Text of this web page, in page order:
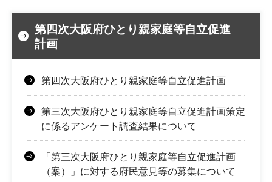
第四次大阪府ひとり親家庭等自立促進
計画
第四次大阪府ひとり親家庭等自立促進計画
第三次大阪府ひとり親家庭等自立促進計画策定
に係るアンケート調査結果について
「第三次大阪府ひとり親家庭等自立促進計画
（案）」に対する府民意見等の募集について